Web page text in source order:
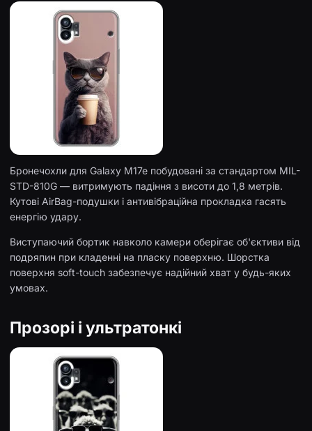
Бронечохли для Galaxy M17e побудовані за стандартом MIL-
STD-810G — витримують падіння з висоти до 1,8 метрів.
Кутові AirBag-подушки і антивібраційна прокладка гасять
енергію удару.
Виступаючий бортик навколо камери оберігає об'єктиви від
подряпин при кладенні на пласку поверхню. Шорстка
поверхня soft-touch забезпечує надійний хват у будь-яких
умовах.
Прозорі і ультратонкі